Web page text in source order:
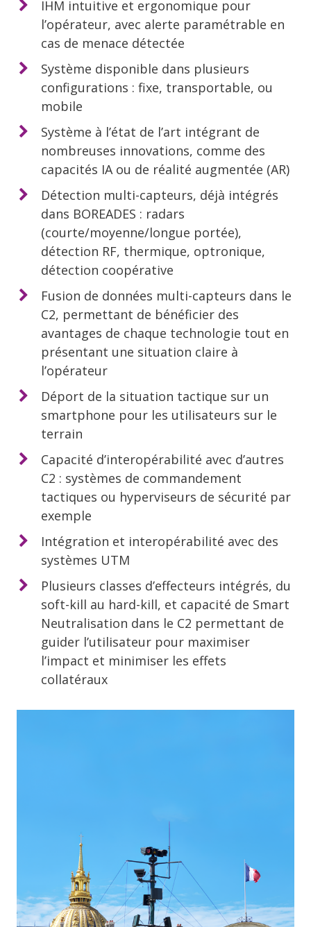
IHM intuitive et ergonomique pour
l’opérateur, avec alerte paramétrable en
cas de menace détectée
Système disponible dans plusieurs
configurations : fixe, transportable, ou
mobile
Système à l’état de l’art intégrant de
nombreuses innovations, comme des
capacités IA ou de réalité augmentée (AR)
Détection multi-capteurs, déjà intégrés
dans BOREADES : radars
(courte/moyenne/longue portée),
détection RF, thermique, optronique,
détection coopérative
Fusion de données multi-capteurs dans le
C2, permettant de bénéficier des
avantages de chaque technologie tout en
présentant une situation claire à
l’opérateur
Déport de la situation tactique sur un
smartphone pour les utilisateurs sur le
terrain
Capacité d’interopérabilité avec d’autres
C2 : systèmes de commandement
tactiques ou hyperviseurs de sécurité par
exemple
Intégration et interopérabilité avec des
systèmes UTM
Plusieurs classes d’effecteurs intégrés, du
soft-kill au hard-kill, et capacité de Smart
Neutralisation dans le C2 permettant de
guider l’utilisateur pour maximiser
l’impact et minimiser les effets
collatéraux